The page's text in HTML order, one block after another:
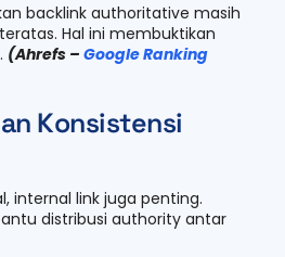
backlink authoritative masih
Hal ini membuktikan
(Ahrefs –Google Ranking
Konsistensi
internal link juga penting.
distribusi authority antar